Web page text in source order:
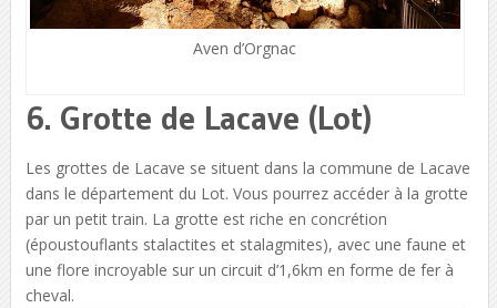
Aven d’Orgnac
6. Grotte de Lacave (Lot)
Les grottes de Lacave se situent dans la commune de Lacave
dans le département du Lot. Vous pourrez accéder à la grotte
par un petit train. La grotte est riche en concrétion
(époustouflants stalactites et stalagmites), avec une faune et
une flore incroyable sur un circuit d’1,6km en forme de fer à
cheval.